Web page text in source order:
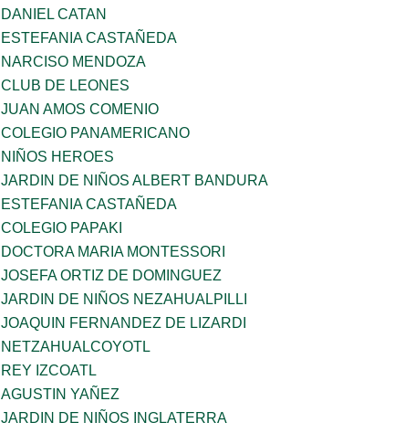
DANIEL CATAN
ESTEFANIA CASTAÑEDA
NARCISO MENDOZA
CLUB DE LEONES
JUAN AMOS COMENIO
COLEGIO PANAMERICANO
NIÑOS HEROES
JARDIN DE NIÑOS ALBERT BANDURA
ESTEFANIA CASTAÑEDA
COLEGIO PAPAKI
DOCTORA MARIA MONTESSORI
JOSEFA ORTIZ DE DOMINGUEZ
JARDIN DE NIÑOS NEZAHUALPILLI
JOAQUIN FERNANDEZ DE LIZARDI
NETZAHUALCOYOTL
REY IZCOATL
AGUSTIN YAÑEZ
JARDIN DE NIÑOS INGLATERRA